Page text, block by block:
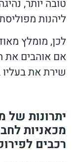
טובה יותר,
ליהנות
לכן, מומלץ
אם אוהבים את
שירת את
יתרונות של
מכאניות
רכבים